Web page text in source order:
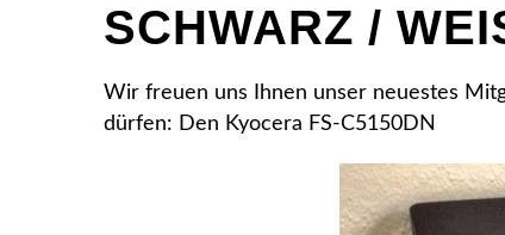
SCHWARZ /
Wir freuen uns Ihnen unser neuestes
dürfen: Den Kyocera FS-C5150DN